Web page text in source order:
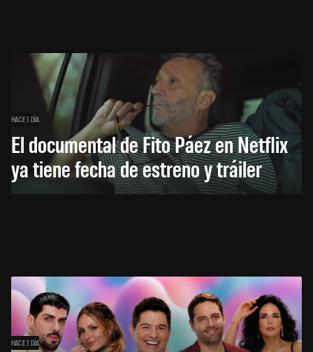
HACE 1 DÍA
El documental de Fito Páez en Netflix
ya tiene fecha de estreno y tráiler
HACE 1 DÍA